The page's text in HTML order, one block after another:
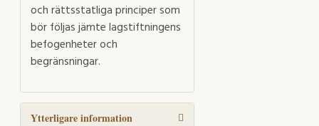
och rättsstatliga principer som
bör följas jämte lagstiftningens
befogenheter och
begränsningar.
Ytterligare information